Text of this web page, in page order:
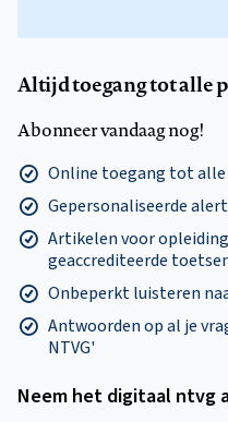
Altijd toegang tot alle
Abonneer vandaag nog!
Online toegang tot
Gepersonaliseerde
Artikelen voor
geaccrediteerde
Onbeperkt luisteren
Antwoorden op al je
NTVG'
Neem het digitaal ntvg